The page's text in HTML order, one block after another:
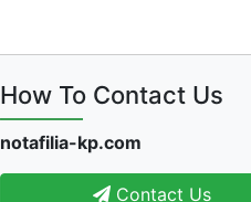
How To Contact Us
notafilia-kp.com
Contact Us